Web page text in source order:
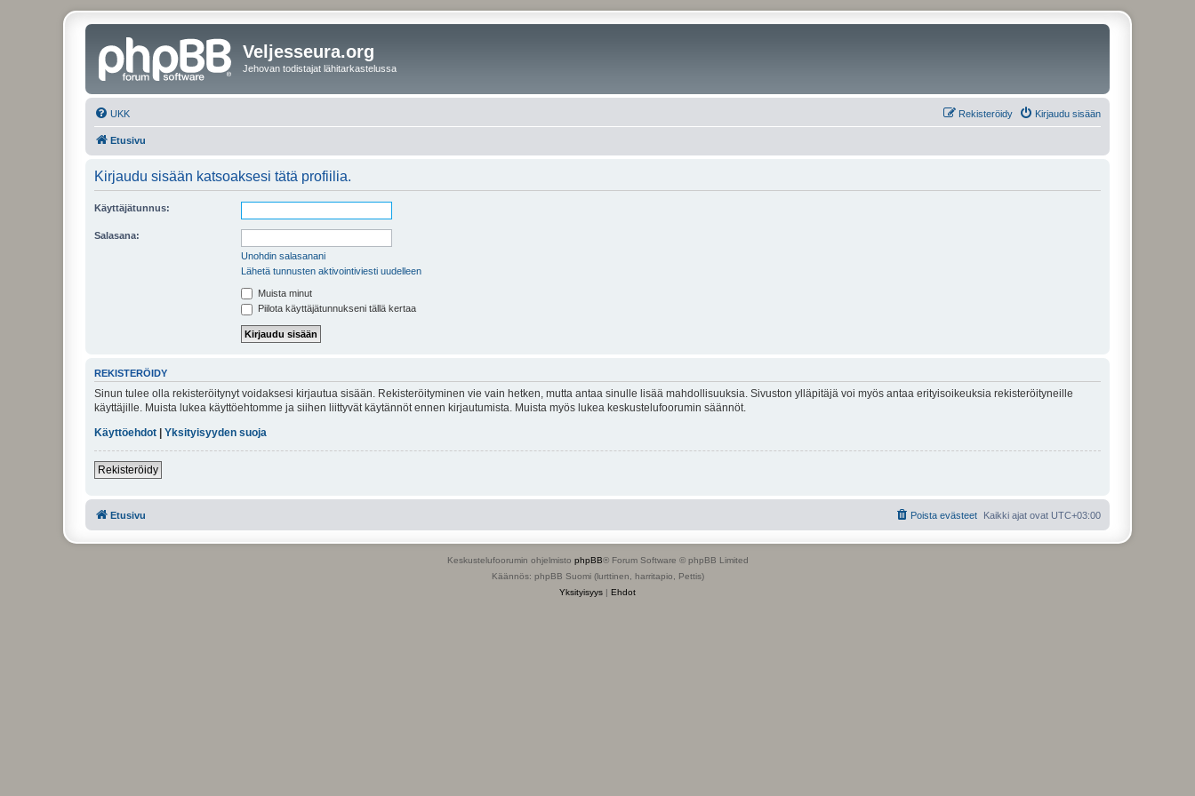
Veljesseura.org
Jehovan todistajat lähitarkastelussa
UKK Kirjaudu sisään
Rekisteröidy
Etusivu
Kirjaudu sisään katsoaksesi tätä profiilia.
Käyttäjätunnus:
Salasana:
Unohdin salasanani
Lähetä tunnusten aktivointiviesti uudelleen
Muista minut
Piilota käyttäjätunnukseni tällä kertaa
REKISTERÖIDY
Sinun tulee olla rekisteröitynyt voidaksesi kirjautua sisään. Rekisteröityminen vie vain hetken, mutta antaa sinulle lisää mahdollisuuksia. Sivuston ylläpitäjä voi myös antaa erityisoikeuksia rekisteröityneille
käyttäjille. Muista lukea käyttöehtomme ja siihen liittyvät käytännöt ennen kirjautumista. Muista myös lukea keskustelufoorumin säännöt.
Käyttöehdot
Yksityisyyden suoja
Rekisteröidy
Etusivu Kaikki ajat ovat UTC+03:00
Poista evästeet
Keskustelufoorumin ohjelmisto phpBB® Forum Software © phpBB Limited
Käännös: phpBB Suomi (lurttinen, harritapio, Pettis)
Yksityisyys | Ehdot